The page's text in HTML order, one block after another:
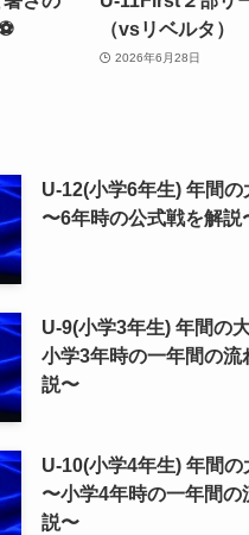
（vsリベルタ）
2026年6月28日
U-12(小学6年生) 年間の
〜6年時の公式戦を解説
U-9(小学3年生) 年間の
小学3年時の一年間の流
説〜
U-10(小学4年生) 年間の
〜小学4年時の一年間の
説〜